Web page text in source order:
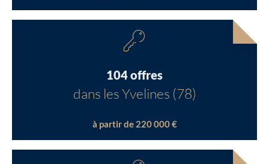
104 offres
dans les Yvelines (78)
à partir de 220 000 €